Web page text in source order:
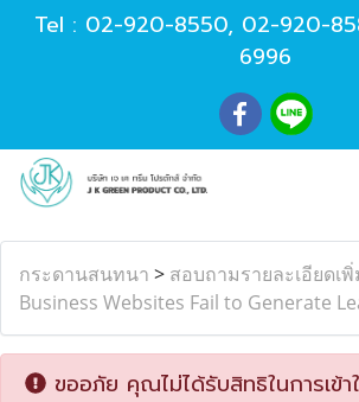
Tel : 02-920-8550, 02-920-
6996
กระดานสนทนา > สอบถามรายละเอียดเพิ่
Business Websites Fail to Generate
ขออภัย คุณไม่ได้รับสิทธิในการเข้